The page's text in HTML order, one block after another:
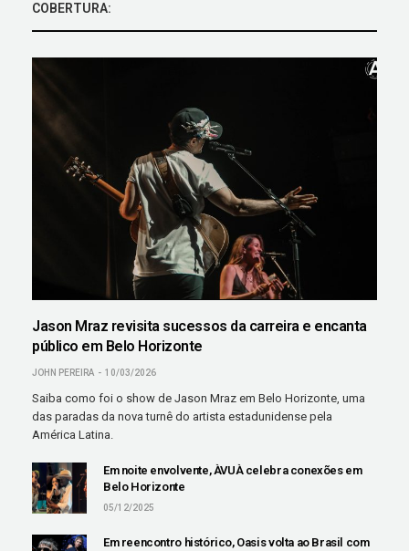
COBERTURA:
Jason Mraz revisita sucessos da carreira e encanta
público em Belo Horizonte
JOHN PEREIRA 10/03/2026
Saiba como foi o show de Jason Mraz em Belo Horizonte, uma
das paradas da nova turnê do artista estadunidense pela
América Latina.
Em noite envolvente, ÀVUÀ celebra conexões em
Belo Horizonte
05/12/2025
Em reencontro histórico, Oasis volta ao Brasil com